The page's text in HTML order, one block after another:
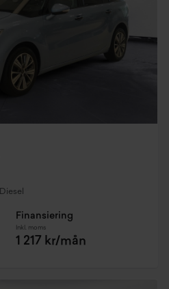
Diesel
Finansiering
Inkl. moms
1 217 kr/mån